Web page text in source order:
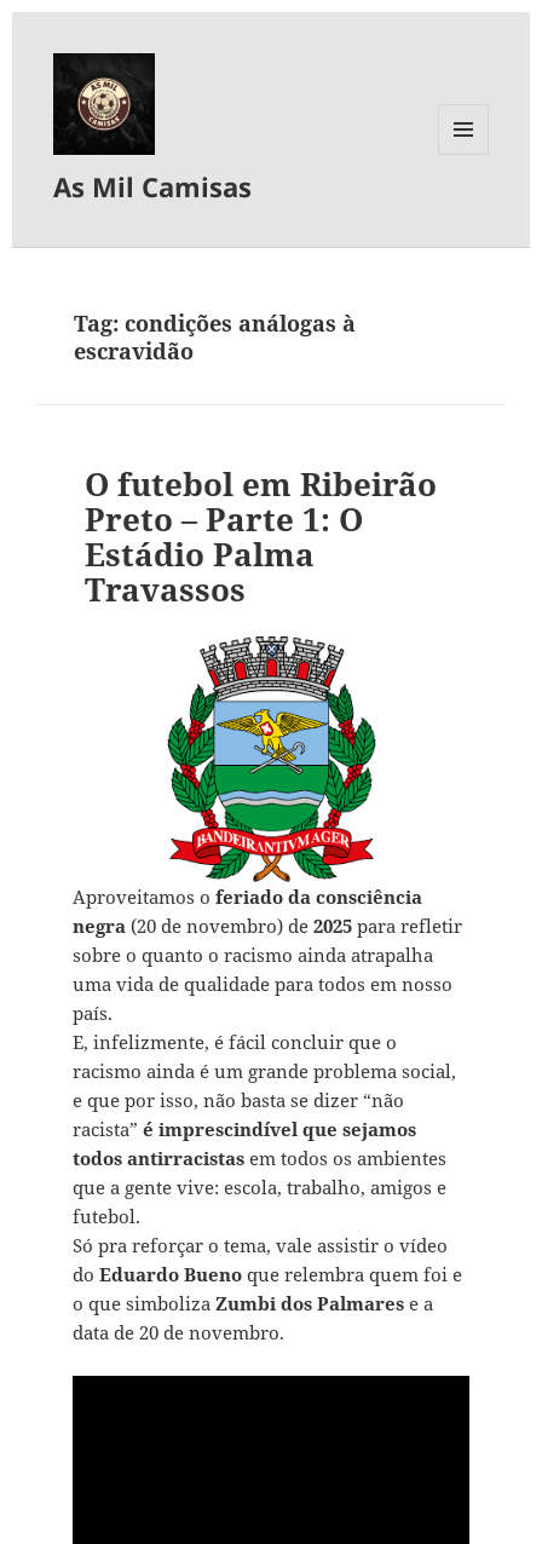
As Mil Camisas
Tag:condições análogas à
escravidão
O futebol em Ribeirão
Preto – Parte 1: O
Estádio Palma
Travassos
Aproveitamos o feriado da consciência
negra (20 de novembro) de 2025para refletir
sobre o quanto o racismo ainda atrapalha
uma vida de qualidade para todos em nosso
país.
E, infelizmente, é fácil concluir que o
racismo ainda é um grande problema social,
e que por isso, não basta se dizer “não
racista” é imprescindível que sejamos
todos antirracistasem todos os ambientes
que a gente vive: escola, trabalho, amigos e
futebol.
Só pra reforçar o tema, vale assistir o vídeo
do Eduardo Buenoque relembra quem foi e
o que simboliza Zumbi dos Palmares e a
data de 20 de novembro.